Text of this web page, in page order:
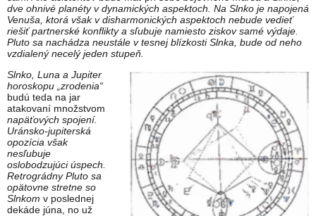
dve ohnivé planéty v dynamických aspektoch. Na Slnko je napojená
Venuša, ktorá však v disharmonických aspektoch nebude vedieť
riešiť partnerské konflikty a sľubuje namiesto ziskov samé výdaje.
Pluto sa nachádza neustále v tesnej blízkosti Slnka, bude od neho
vzdialený necelý jeden stupeň.
Slnko, Luna a Jupiter
horoskopu „zrodenia“
budú teda na jar
atakovaní množstvom
napäťových spojení.
Uránsko-jupiterská
opozícia však
nesľubuje
oslobodzujúci úspech.
Retrográdny Pluto sa
opätovne stretne so
Slnkom v poslednej
dekáde júna, no už